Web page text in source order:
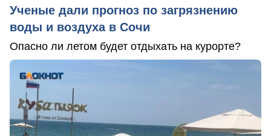
Ученые дали прогноз по загрязнению
воды и воздуха в Сочи
Опасно ли летом будет отдыхать на курорте?